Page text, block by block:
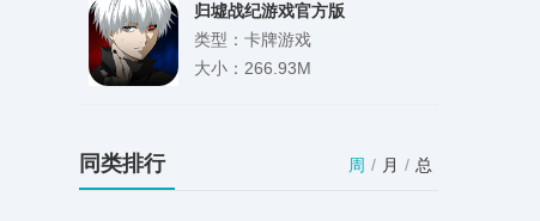
归墟战纪游戏官方版
类型：卡牌游戏
大小：266.93M
周 / 月 / 总
同类排行